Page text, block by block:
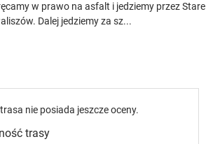
w prawo na asfalt i jedziemy przez Stare
Dalej jedziemy za sz...
nie posiada jeszcze oceny.
trasy